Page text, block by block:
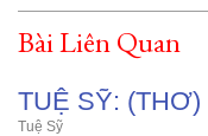
Bài Liên Quan
TUỆ SỸ:
Tuệ Sỹ